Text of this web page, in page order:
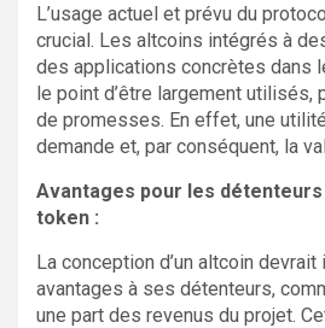
L’usage actuel et prévu du
crucial. Les altcoins intégrés à
des applications concrètes dans
le point d’être largement utilisés,
de promesses. En effet, une
demande et, par conséquent, la
Avantages pour les détenteurs
token :
La conception d’un altcoin
avantages à ses détenteurs,
une part des revenus du projet.